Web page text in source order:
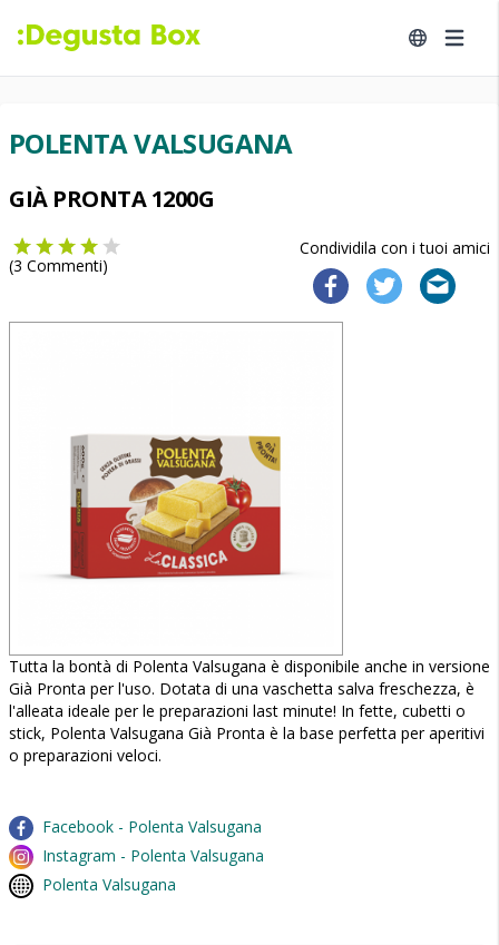
POLENTA VALSUGANA
GIÀ PRONTA 1200G
Condividila con i tuoi amici
(3 Commenti)
Tutta la bontà di Polenta Valsugana è disponibile anche in versione
Già Pronta per l'uso. Dotata di una vaschetta salva freschezza, è
l'alleata ideale per le preparazioni last minute! In fette, cubetti o
stick, Polenta Valsugana Già Pronta è la base perfetta per aperitivi
o preparazioni veloci.
Facebook - Polenta Valsugana
Instagram - Polenta Valsugana
Polenta Valsugana